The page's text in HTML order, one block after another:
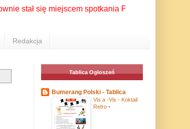
stał się miejscem spotkania Polonii z całego
Redakcja
Tablica Ogłoszeń
Bumerang Polski - Tablica
Vis a -Vis - Koktail
Retro -